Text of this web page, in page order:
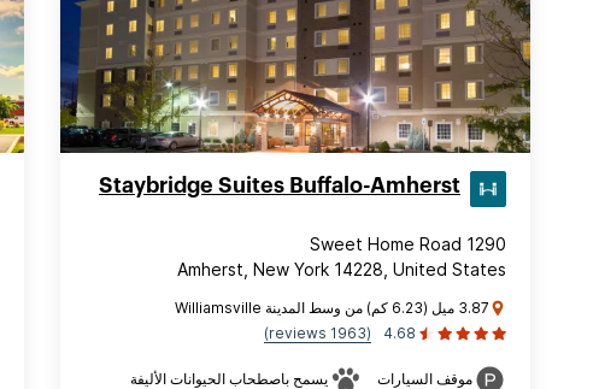
Staybridge Suites Buffalo-Amherst
1290 Sweet Home Road
Amherst, New York 14228, United States
3.87 ميل (6.23 كم) من وسط المدينة Williamsville
4.68
(1963 reviews)
موقف السيارات يسمح باصطحاب الحيوانات الأليفة